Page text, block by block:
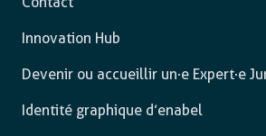
Innovation Hub
Devenir ou accueillir un·e Expert·e
Identité graphique d’enabel